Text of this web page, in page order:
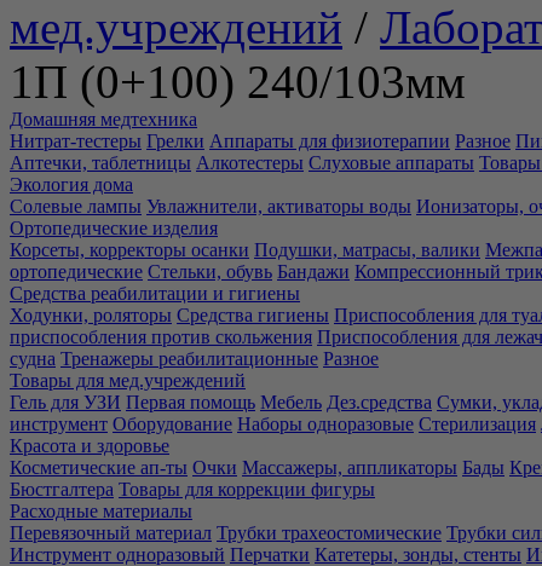
мед.учреждений /
1П (0+100) 240/103мм
Домашняя медтехника
Нитрат-тестеры Грелки Аппараты для физиотерапии Разное
Аптечки, таблетницы Алкотестеры Слуховые аппараты Товары
Экология дома
Солевые лампы Увлажнители, активаторы воды Ионизаторы,
Ортопедические изделия
Корсеты, корректоры осанки Подушки, матрасы, валики
ортопедические Стельки, обувь Бандажи Компрессионный
Средства реабилитации и гигиены
Ходунки, роляторы Средства гигиены Приспособления для
приспособления против скольжения Приспособления для
судна Тренажеры реабилитационные Разное
Товары для мед.учреждений
Гель для УЗИ Первая помощь Мебель Дез.средства Сумки,
инструмент Оборудование Наборы одноразовые Стерилизация
Красота и здоровье
Косметические ап-ты Очки Массажеры, аппликаторы Бады
Бюстгалтера Товары для коррекции фигуры
Расходные материалы
Перевязочный материал Трубки трахеостомические Трубки
Инструмент одноразовый Перчатки Катетеры, зонды, стенты